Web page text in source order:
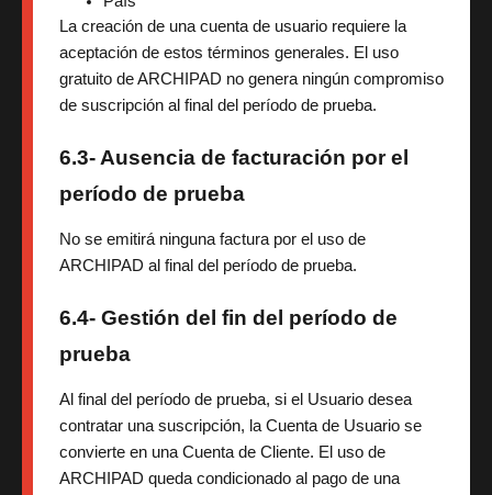
La creación de una cuenta de usuario requiere la
aceptación de estos términos generales. El uso
gratuito de ARCHIPAD no genera ningún compromiso
de suscripción al final del período de prueba.
6.3- Ausencia de facturación por el
período de prueba
No se emitirá ninguna factura por el uso de
ARCHIPAD al final del período de prueba.
6.4- Gestión del fin del período de
prueba
Al final del período de prueba, si el Usuario desea
contratar una suscripción, la Cuenta de Usuario se
convierte en una Cuenta de Cliente. El uso de
ARCHIPAD queda condicionado al pago de una